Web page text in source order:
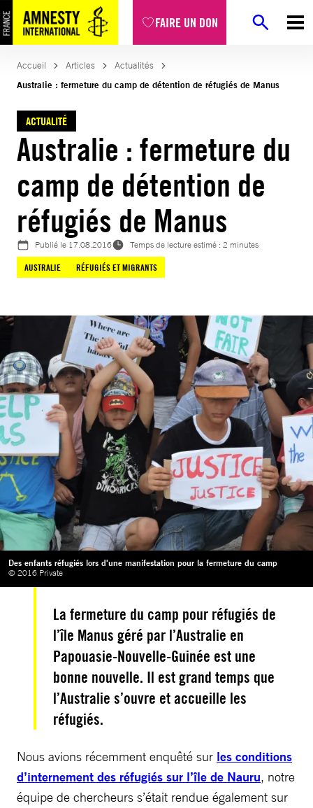
FAIRE UN DON
Aller
au
contenu
Accueil Articles
Actualités
Australie : fermeture du camp de détention de réfugiés de Manus
ACTUALITÉ
Australie : fermeture du
camp de détention de
réfugiés de Manus
Publié le 17.08.2016
Temps de lecture estimé : 2 minutes
AUSTRALIE
RÉFUGIÉS ET MIGRANTS
Des enfants réfugiés lors d'une manifestation pour la fermeture du camp
© 2016 Private
La fermeture du camp pour réfugiés de
l’île Manus géré par l’Australie en
Papouasie-Nouvelle-Guinée est une
bonne nouvelle. Il est grand temps que
l’Australie s’ouvre et accueille les
réfugiés.
Nous avions récemment enquêté sur les conditions
d’internement des réfugiés sur l’île de Nauru, notre
équipe de chercheurs s’était rendue également sur